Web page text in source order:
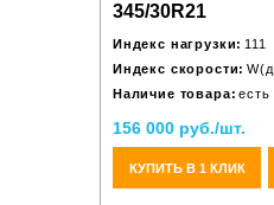
345/30R21
Индекс нагрузки: 111
Индекс скорости:
Наличие товара: есть
156 000 руб./шт.
КУПИТЬ В 1 КЛИК